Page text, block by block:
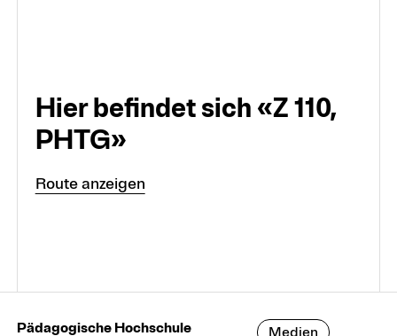
Hier befindet sich «Z 110,
PHTG»
Route anzeigen
Pädagogische Hochschule Medien